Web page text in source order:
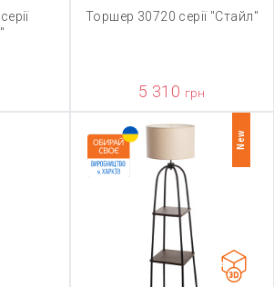
Торшер 30720 серії "Стайл"
5 310 грн
New